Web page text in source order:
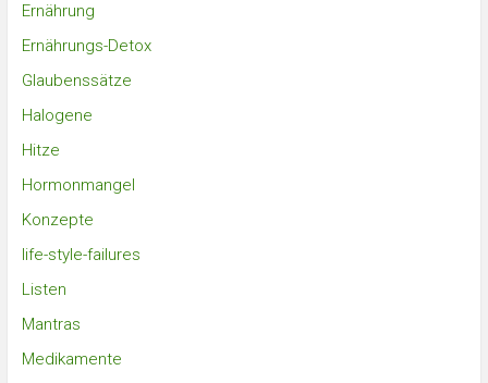
Ernährung
Ernährungs-Detox
Glaubenssätze
Halogene
Hitze
Hormonmangel
Konzepte
life-style-failures
Listen
Mantras
Medikamente